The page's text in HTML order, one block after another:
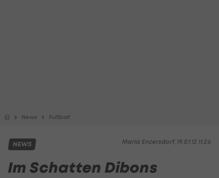
News Fußball
Maria Enzersdorf, 19.07.12 11:26
NEWS
Im Schatten Dibons